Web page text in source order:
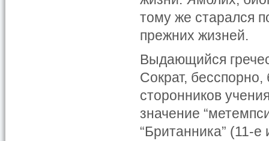
тому же старался
прежних жизней.
Выдающийся
Сократ,
сторонников
значение
“Британника” (11-